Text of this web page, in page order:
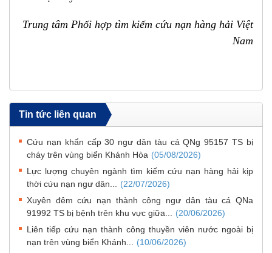
Trung tâm Phối hợp tìm kiếm cứu nạn hàng hải Việt
Nam
Tin tức liên quan
Cứu nạn khẩn cấp 30 ngư dân tàu cá QNg 95157 TS bị
cháy trên vùng biển Khánh Hòa (05/08/2026)
Lực lượng chuyên ngành tìm kiếm cứu nạn hàng hải kịp
thời cứu nạn ngư dân...
(22/07/2026)
Xuyên đêm cứu nạn thành công ngư dân tàu cá QNa
91992 TS bị bệnh trên khu vực giữa...
(20/06/2026)
Liên tiếp cứu nạn thành công thuyền viên nước ngoài bị
nạn trên vùng biển Khánh...
(10/06/2026)